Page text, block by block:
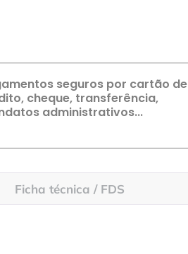
seguros por cartão de
cheque, transferência,
administrativos...
Ficha técnica / FDS